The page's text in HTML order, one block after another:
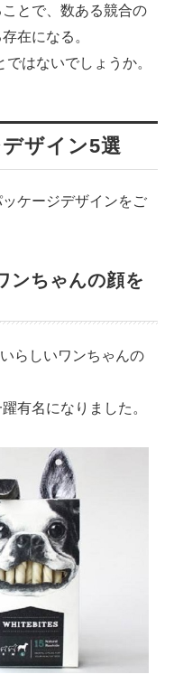
とで、数ある競合の
在になる。
はないでしょうか。
ザイン5選
ケージデザインをご
ンちゃんの顔を
らしいワンちゃんの
有名になりました。